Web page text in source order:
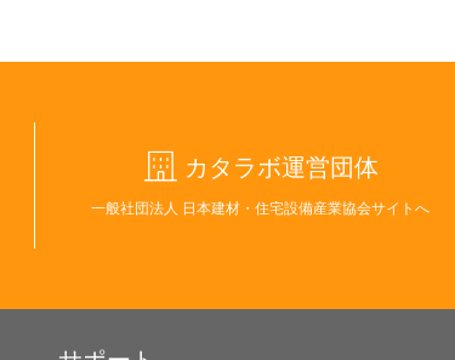
カタラボ運営団体
一般社団法人 日本建材・住宅設備産業協会サイトへ